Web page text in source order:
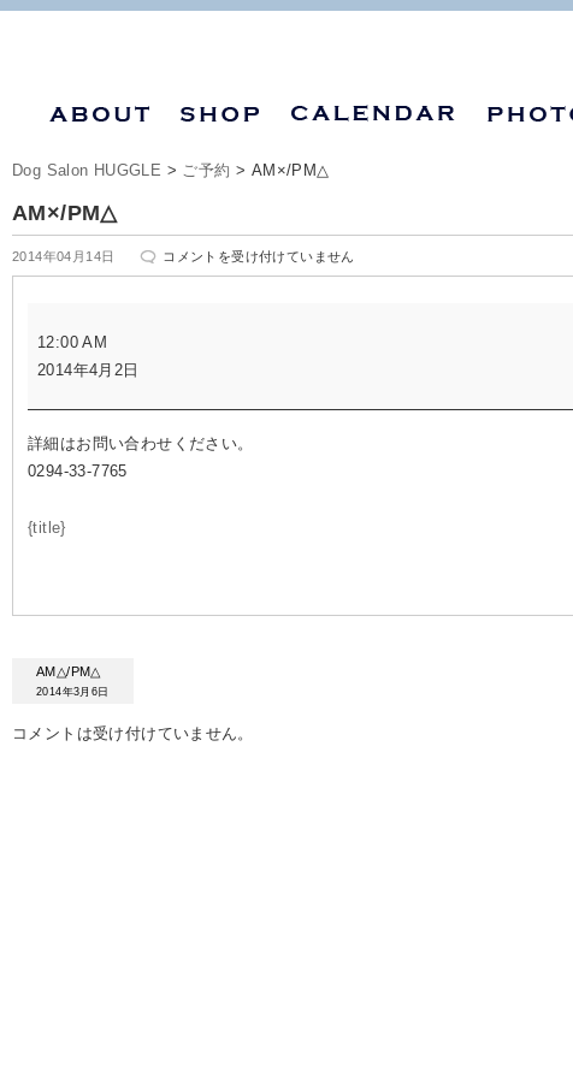
Dog Salon HUGGLE > ご予約 > AM×/PM△
AM×/PM△
2014年04月14日
AM×/PM△
は
コメントを受け付けていません
12:00 AM
2014年4月2日
詳細はお問い合わせください。
0294-33-7765
{title}
AM△/PM△
2014年3月6日
コメントは受け付けていません。